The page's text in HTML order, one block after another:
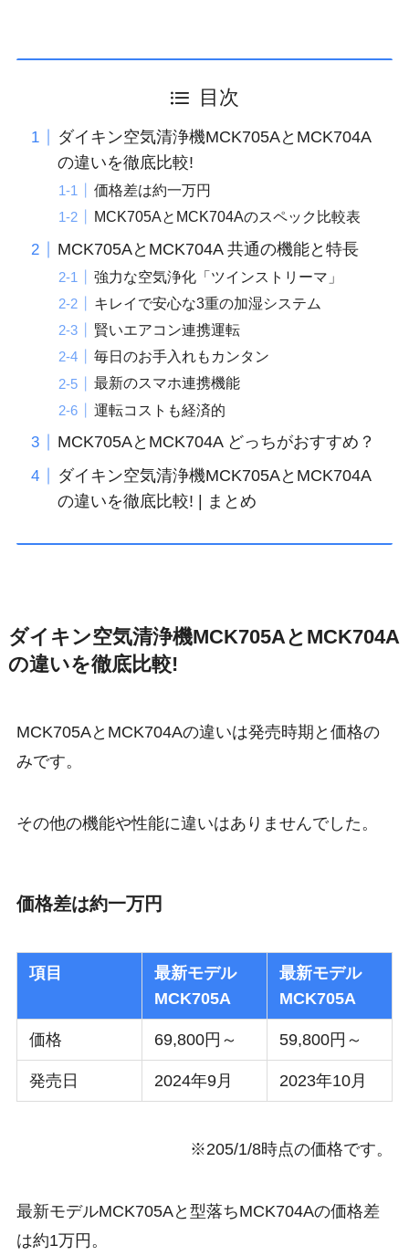
目次
ダイキン空気清浄機MCK705AとMCK704A
の違いを徹底比較!
価格差は約一万円
MCK705AとMCK704Aのスペック比較表
MCK705AとMCK704A 共通の機能と特長
強力な空気浄化「ツインストリーマ」
キレイで安心な3重の加湿システム
賢いエアコン連携運転
毎日のお手入れもカンタン
最新のスマホ連携機能
運転コストも経済的
MCK705AとMCK704A どっちがおすすめ？
ダイキン空気清浄機MCK705AとMCK704A
の違いを徹底比較! | まとめ
ダイキン空気清浄機MCK705AとMCK704A
の違いを徹底比較!
MCK705AとMCK704Aの違いは発売時期と価格の
みです。
その他の機能や性能に違いはありませんでした。
価格差は約一万円
項目
最新モデル
MCK705A
最新モデル
MCK705A
価格 69,800円～ 59,800円～
発売日 2024年9月 2023年10月
※205/1/8時点の価格です。
最新モデルMCK705Aと型落ちMCK704Aの価格差
は約1万円。